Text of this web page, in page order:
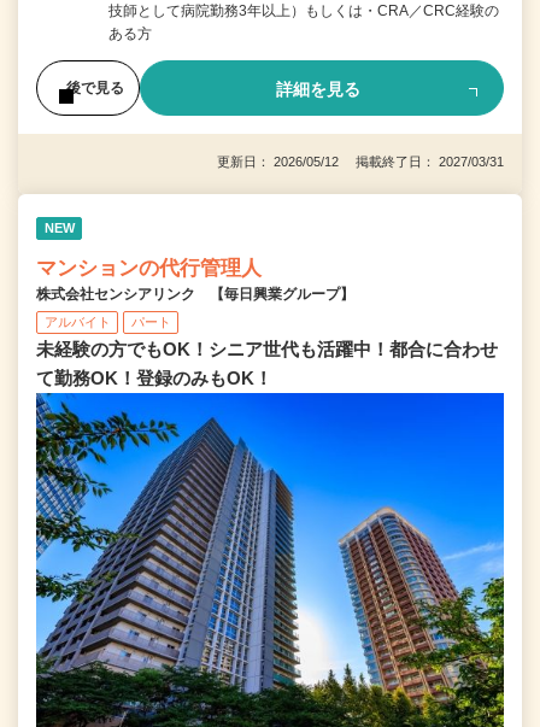
技師として病院勤務3年以上）もしくは・CRA／CRC経験の
ある方
後で見る 詳細を見る
更新日： 2026/05/12 掲載終了日： 2027/03/31
NEW
マンションの代行管理人
株式会社センシアリンク 【毎日興業グループ】
アルバイト パート
未経験の方でもOK！シニア世代も活躍中！都合に合わせ
て勤務OK！登録のみもOK！